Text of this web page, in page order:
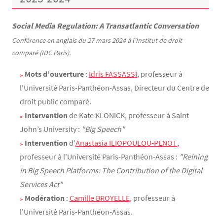
Social Media Regulation: A Transatlantic Conversation
Conférence en anglais du 27 mars 2024 à l'Institut de droit
comparé (IDC Paris).
Mots d’ouverture : Idris FASSASSI, professeur à
l'Université Paris-Panthéon-Assas, Directeur du Centre de
droit public comparé.
Interventionde Kate KLONICK, professeur à Saint
John’s University : "Big Speech"
Interventiond'Anastasia ILIOPOULOU-PENOT,
professeur à l'Université Paris-Panthéon-Assas : "Reining
in Big Speech Platforms: The Contribution of the Digital
Services Act"
Modération : Camille BROYELLE, professeur à
l'Université Paris-Panthéon-Assas.